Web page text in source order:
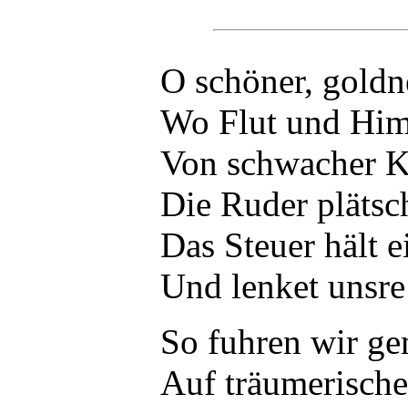
O schöner,
Wo Flut und
Von schwacher
Die Ruder
Das Steuer hält
Und lenket
So fuhren wir
Auf